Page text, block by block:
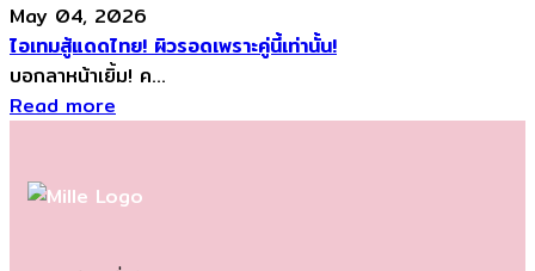
May 04, 2026
ไอเทมสู้แดดไทย! ผิวรอดเพราะคู่นี้เท่านั้น!
บอกลาหน้าเยิ้ม! ค...
Read more